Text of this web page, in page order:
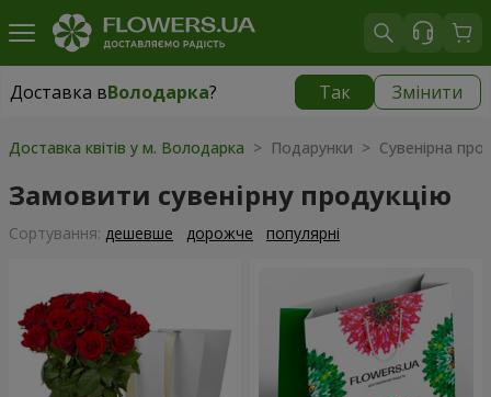
Доставка вВолодарка? Так Змінити
Доставка вВолодарка|
Доставка квітів у м. Володарка > Подарунки > Сувенірна
Замовити сувенірну продукцію
Сортування: дешевше дорожче популярні